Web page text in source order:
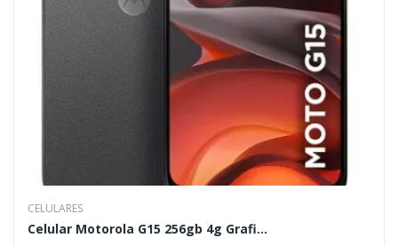
CELULARES
Celular Motorola G15 256gb 4g Grafi...